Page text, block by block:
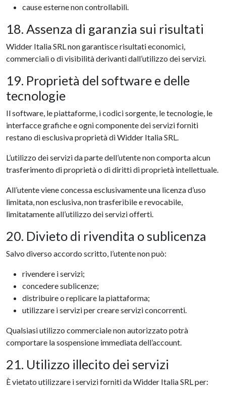
cause esterne non controllabili.
18. Assenza di garanzia sui risultati
Widder Italia SRL non garantisce risultati economici,
commerciali o di visibilità derivanti dall’utilizzo dei servizi.
19. Proprietà del software e delle
tecnologie
Il software, le piattaforme, i codici sorgente, le tecnologie, le
interfacce grafiche e ogni componente dei servizi forniti
restano di esclusiva proprietà di Widder Italia SRL.
L’utilizzo dei servizi da parte dell’utente non comporta alcun
trasferimento di proprietà o di diritti di proprietà intellettuale.
All’utente viene concessa esclusivamente una licenza d’uso
limitata, non esclusiva, non trasferibile e revocabile,
limitatamente all’utilizzo dei servizi offerti.
20. Divieto di rivendita o sublicenza
Salvo diverso accordo scritto, l’utente non può:
rivendere i servizi;
concedere sublicenze;
distribuire o replicare la piattaforma;
utilizzare i servizi per creare servizi concorrenti.
Qualsiasi utilizzo commerciale non autorizzato potrà
comportare la sospensione immediata dell’account.
21. Utilizzo illecito dei servizi
È vietato utilizzare i servizi forniti da Widder Italia SRL per: